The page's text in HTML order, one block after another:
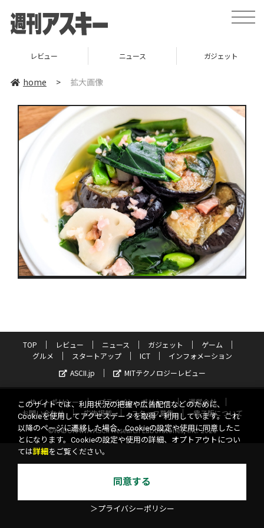
toggle
レビュー ニュース ガジェット
home > 拡大画像
TOP レビュー ニュース ガジェット
ゲーム
グルメ
スタートアップ ICT
インフォメーション
ASCII.jp
MITテクノロジーレビュー
サイトポリシー プライバシーポリシー
運営会社
お問い合わせ
広告掲載 スタッフ募集
電子版について
©KADOKAWA ASCII Research Laboratories, Inc. 2026
このサイトでは、利用状況の把握や広告配信などのために、
Cookieを使用してアクセスデータを取得・利用しています。これ
以降のページに遷移した場合、Cookieの設定や使用に同意したこ
とになります。Cookieの設定や使用の詳細、オプトアウトについ
ては詳細 をご覧ください。
同意する
＞プライバシーポリシー